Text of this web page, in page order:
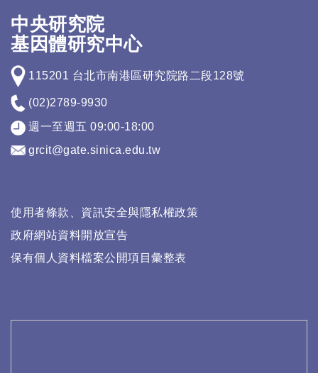
中央研究院
基因體研究中心
115201 台北市南港區研究院路二段128號
(02)2789-9930
週一至週五 09:00-18:00
grcit@gate.sinica.edu.tw
使用者條款、資訊安全與隱私權政策
政府網站資料開放宣告
保有個人資料檔案公開項目彙整表